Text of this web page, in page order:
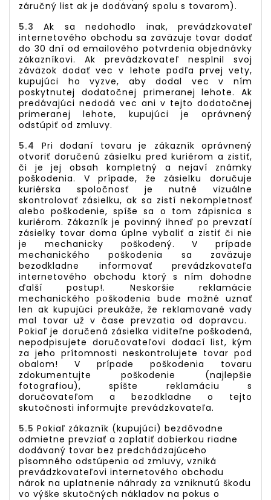
záručný list ak je dodávaný spolu s tovarom).
5.3 Ak sa nedohodlo inak, prevádzkovateľ
internetového obchodu sa zaväzuje tovar dodať
do 30 dní od emailového potvrdenia objednávky
zákazníkovi. Ak prevádzkovateľ nesplnil svoj
záväzok dodať vec v lehote podľa prvej vety,
kupujúci ho vyzve, aby dodal vec v ním
poskytnutej dodatočnej primeranej lehote. Ak
predávajúci nedodá vec ani v tejto dodatočnej
primeranej lehote, kupujúci je oprávnený
odstúpiť od zmluvy.
5.4 Pri dodaní tovaru je zákazník oprávnený
otvoriť doručenú zásielku pred kuriérom a zistiť,
či je jej obsah kompletný a nejaví známky
poškodenia. V prípade, že zásielku doručuje
kuriérska spoločnosť je nutné vizuálne
skontrolovať zásielku, ak sa zistí nekompletnosť
alebo poškodenie, spíše sa o tom zápisnica s
kuriérom. Zákazník je povinný ihneď po prevzatí
zásielky tovar doma úplne vybaliť a zistiť či nie
je mechanicky poškodený. V prípade
mechanického poškodenia sa zaväzuje
bezodkladne informovať prevádzkovateľa
internetového obchodu ktorý s ním dohodne
ďalší postup!. Neskoršie reklamácie
mechanického poškodenia bude možné uznať
len ak kupujúci preukáže, že reklamované vady
mal tovar už v čase prevzatia od dopravcu.
Pokiaľ je doručená zásielka viditeľne poškodená,
nepodpisujete doručovateľovi dodací list, kým
za jeho prítomnosti neskontrolujete tovar pod
obalom! V prípade poškodenia tovaru
zdokumentujte poškodenie (najlepšie
fotografiou), spíšte reklamáciu s
doručovateľom a bezodkladne o tejto
skutočnosti informujte prevádzkovateľa.
5.5 Pokiaľ zákazník (kupujúci) bezdôvodne
odmietne prevziať a zaplatiť dobierkou riadne
dodávaný tovar bez predchádzajúceho
písomného odstúpenia od zmluvy, vzniká
prevádzkovateľovi internetového obchodu
nárok na uplatnenie náhrady za vzniknutú škodu
vo výške skutočných nákladov na pokus o